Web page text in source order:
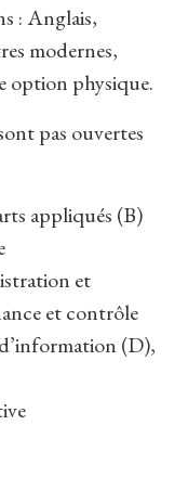
: Anglais,
modernes,
option physique.
pas ouvertes
appliqués (B)
et
et contrôle
(D),